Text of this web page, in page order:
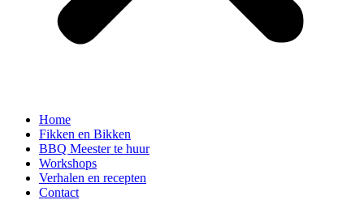
Home
Fikken en Bikken
BBQ Meester te huur
Workshops
Verhalen en recepten
Contact